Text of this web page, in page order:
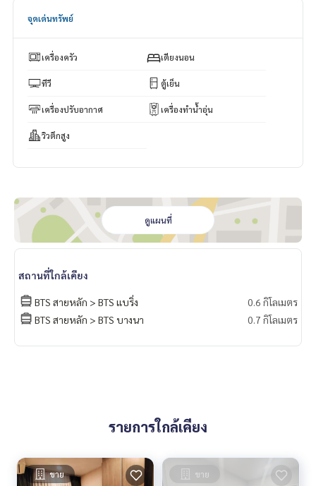
แอดมิน094-549-4104
* มีให้เลือกอีกหลายห้อง หลายโครงการค่ะ
Facebook Fanpage : P2N Property
ด ทั่วกรุงเทพฯ
จุดเด่นทรัพย์
เครื่องครัว เตียงนอน
ทีวี ตู้เย็น
เครื่องปรับอากาศ เครื่องทำน้ำอุ่น
วิวตึกสูง
ดูแผนที่
สถานที่ใกล้เคียง
BTS สายหลัก > BTS แบริ่ง
0.6 กิโลเมตร
BTS สายหลัก > BTS บางนา
0.7 กิโลเมตร
รายการใกล้เคียง
ขาย ขาย